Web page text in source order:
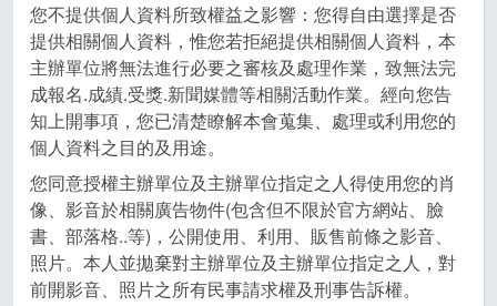
您不提供個人資料所致權益之影響：您得自由選擇是否
提供相關個人資料，惟您若拒絕提供相關個人資料，本
主辦單位將無法進行必要之審核及處理作業，致無法完
成報名.成績.受獎.新聞媒體等相關活動作業。經向您告
知上開事項，您已清楚瞭解本會蒐集、處理或利用您的
個人資料之目的及用途。
您同意授權主辦單位及主辦單位指定之人得使用您的肖
像、影音於相關廣告物件(包含但不限於官方網站、臉
書、部落格..等)，公開使用、利用、販售前條之影音、
照片。本人並拋棄對主辦單位及主辦單位指定之人，對
前開影音、照片之所有民事請求權及刑事告訴權。